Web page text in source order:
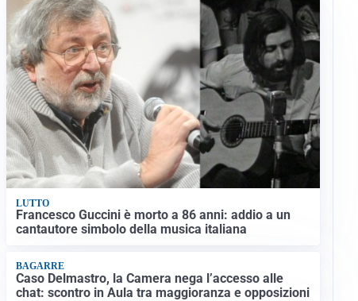
LUTTO
Francesco Guccini è morto a 86 anni: addio a un
cantautore simbolo della musica italiana
BAGARRE
Caso Delmastro, la Camera nega l’accesso alle
chat: scontro in Aula tra maggioranza e opposizioni